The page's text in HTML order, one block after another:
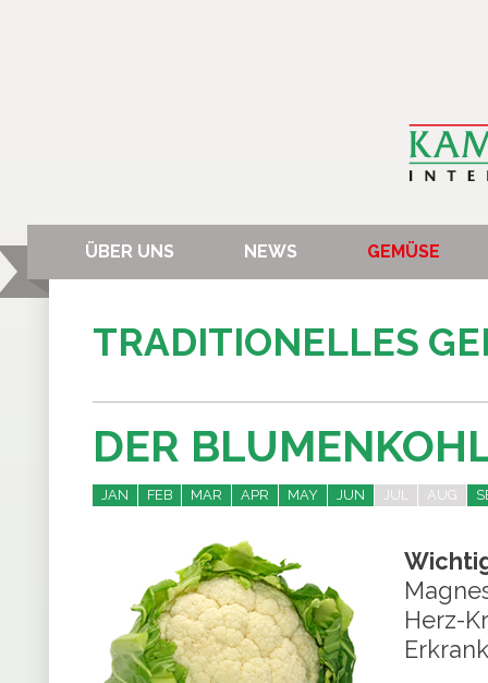
ÜBER UNS NEWS GEMÜSE
TRADITIONELLES
DER
JAN FEB MAR APR MAY JUN JUL AUG
Herz-